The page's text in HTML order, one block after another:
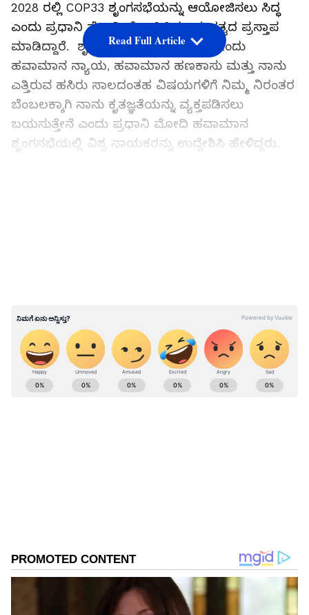
2028 ರಲ್ಲಿ COP33 ಶೃಂಗಸಭೆಯನ್ನು ಆಯೋಜಿಸಲು ಸಿದ್ಧ
ಎಂದು ಪ್ರಧಾನಿ ಮೋದಿ ಘೋಷಿಸಿದ್ದು, ಮಹತ್ವದ ಪ್ರಸ್ತಾಪ
ಮಾಡಿದ್ದಾರೆ. ಶೃಂಗಸಭೆಯ 2ನೇ ದಿನವಾದ ಇಂದು
ಹವಾಮಾನ ನ್ಯಾಯ, ಹವಾಮಾನ ಹಣಕಾಸು ಮತ್ತು ನಾನು
ಎತ್ತಿರುವ ಹಸಿರು ಸಾಲದಂತಹ ವಿಷಯಗಳಿಗೆ ನಿಮ್ಮ ನಿರಂತರ
ಬೆಂಬಲಕ್ಕಾಗಿ ನಾನು ಕೃತಜ್ಞತೆಯನ್ನು ವ್ಯಕ್ತಪಡಿಸಲು
ಬಯಸುತ್ತೇನೆ ಎಂದು ಪ್ರಧಾನಿ ಮೋದಿ ಹವಾಮಾನ
ಶೃಂಗಸಭೆಯಲ್ಲಿ ವಿಶ್ವ ನಾಯಕರನ್ನು ಉದ್ದೇಶಿಸಿ ಹೇಳಿದ್ದರು.
Read Full Article
ABOUT THE AUTHOR